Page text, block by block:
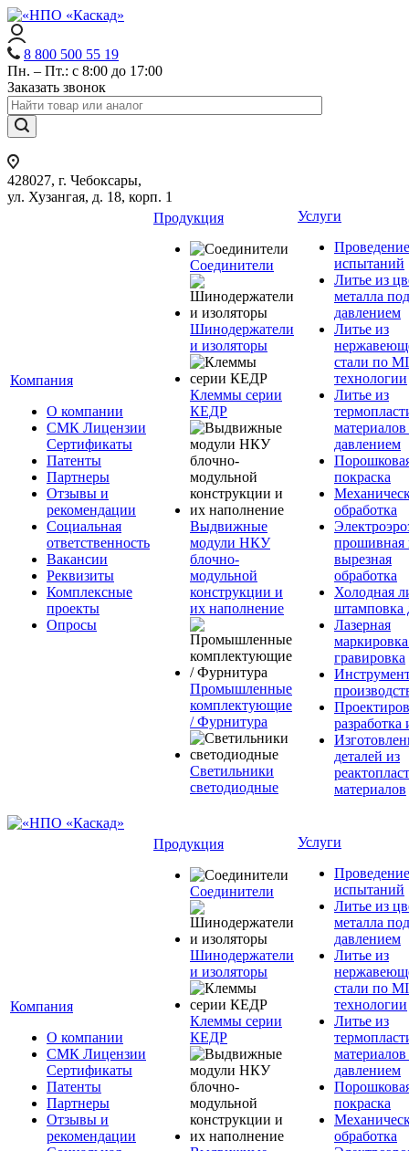
8 800 500 55 19
Пн. – Пт.: с 8:00 до 17:00
Заказать звонок
428027, г. Чебоксары,
ул. Хузангая, д. 18, корп. 1
Компания
О компании
СМК Лицензии
Сертификаты
Патенты
Партнеры
Отзывы и
рекомендации
Социальная
ответственность
Вакансии
Реквизиты
Комплексные
проекты
Опросы
Продукция
Соединители
Шинодержатели
и изоляторы
Клеммы серии
КЕДР
Выдвижные
модули НКУ
блочно-
модульной
конструкции и
их наполнение
Промышленные
комплектующие
/ Фурнитура
Светильники
светодиодные
Услуги
Проведение
испытаний
Литье из
металла под
давлением
Литье из
стали по
технологии
Литье из
давлением
покраска
обработка
прошивная
вырезная
обработка
Холодная
штамповка
Лазерная
гравировка
разработка
деталей из
материалов
Компания
О компании
СМК Лицензии
Сертификаты
Патенты
Партнеры
Отзывы и
рекомендации
Продукция
Соединители
Шинодержатели
и изоляторы
Клеммы серии
КЕДР
Услуги
Проведение
испытаний
Литье из
металла под
давлением
Литье из
стали по
технологии
Литье из
давлением
покраска
обработка